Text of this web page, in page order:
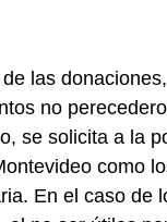
las
no
se solicita a la
como
En el caso de